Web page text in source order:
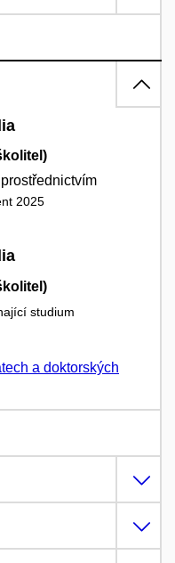
2025
studium
a doktorských